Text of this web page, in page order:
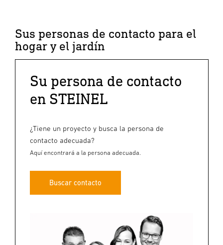
Sus personas de contacto para el
hogar y el jardín
Su persona de contacto
en STEINEL
¿Tiene un proyecto y busca la persona de
contacto adecuada?
Aquí encontrará a la persona adecuada.
Buscar contacto